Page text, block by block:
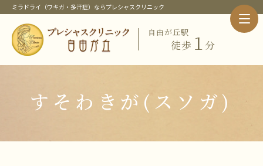
ミラドライ（ワキガ・多汗症）ならプレシャスクリニック
自由が丘駅
徒歩１ 分
ホーム
クリニック紹介
院長紹介
当クリニックの治療メニュー
すそわきが(スソガ)